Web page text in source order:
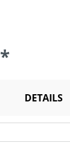
DETAILS